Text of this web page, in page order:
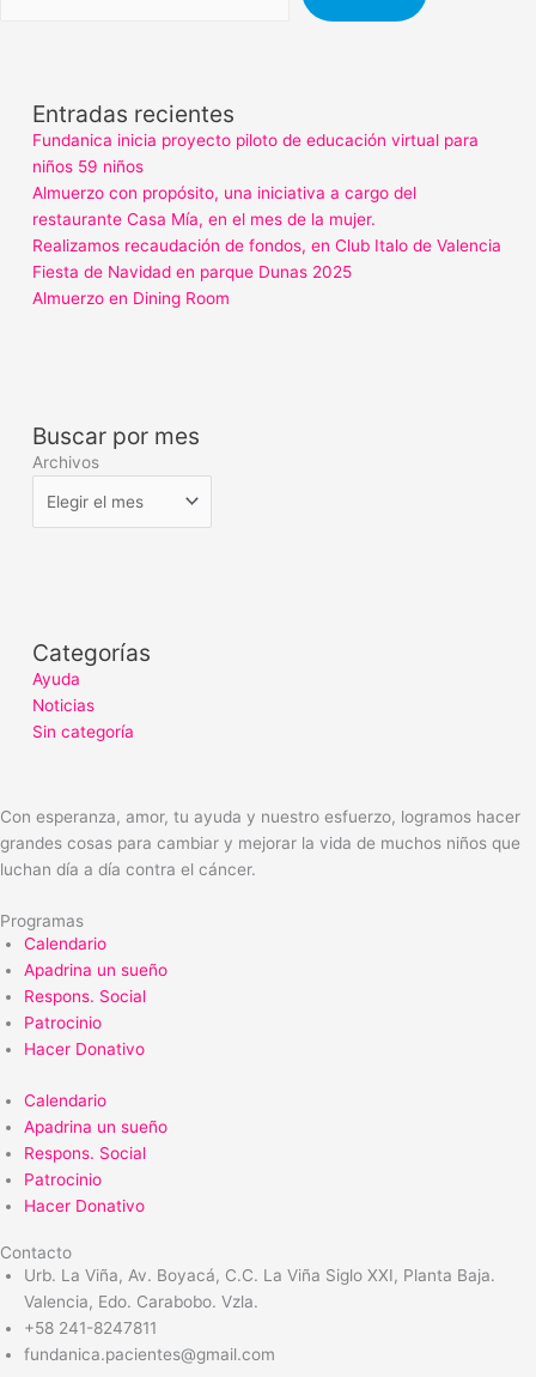
Entradas recientes
Fundanica inicia proyecto piloto de educación virtual para
niños 59 niños
Almuerzo con propósito, una iniciativa a cargo del
restaurante Casa Mía, en el mes de la mujer.
Realizamos recaudación de fondos, en Club Italo de Valencia
Fiesta de Navidad en parque Dunas 2025
Almuerzo en Dining Room
Buscar por mes
Archivos
Categorías
Ayuda
Noticias
Sin categoría
Con esperanza, amor, tu ayuda y nuestro esfuerzo, logramos hacer
grandes cosas para cambiar y mejorar la vida de muchos niños que
luchan día a día contra el cáncer.
Programas
Calendario
Apadrina un sueño
Respons. Social
Patrocinio
Hacer Donativo
Calendario
Apadrina un sueño
Respons. Social
Patrocinio
Hacer Donativo
Contacto
Urb. La Viña, Av. Boyacá, C.C. La Viña Siglo XXI, Planta Baja.
Valencia, Edo. Carabobo. Vzla.
+58 241-8247811
fundanica.pacientes@gmail.com